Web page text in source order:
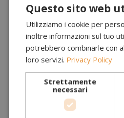
Questo sito web
Utilizziamo i cookie per
inoltre informazioni sul tuo
potrebbero combinarle con
loro servizi. Privacy Policy
Strettamente
necessari